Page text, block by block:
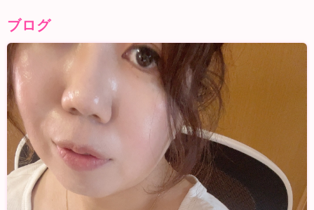
ブログ